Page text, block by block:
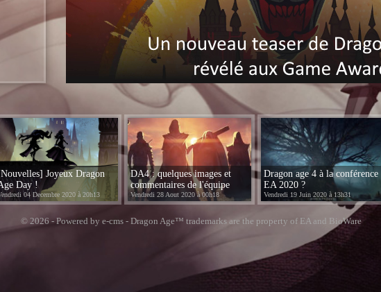
Joyeux Dragon
Day !
04 Decembre 2020 à 20h13
DA4 : quelques images et
commentaires de l'équipe
Vendredi 28 Aout 2020 à 00h18
Dragon age 4 à la conférence
EA 2020 ?
Vendredi 19 Juin 2020 à 13h31
© 2026 - Powered by e-cms - Dragon Age™ trademarks are the property of EA and BioWare